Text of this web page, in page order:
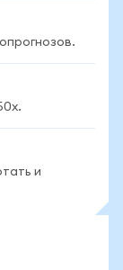
и